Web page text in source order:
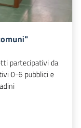
partecipativi da
0-6 pubblici e